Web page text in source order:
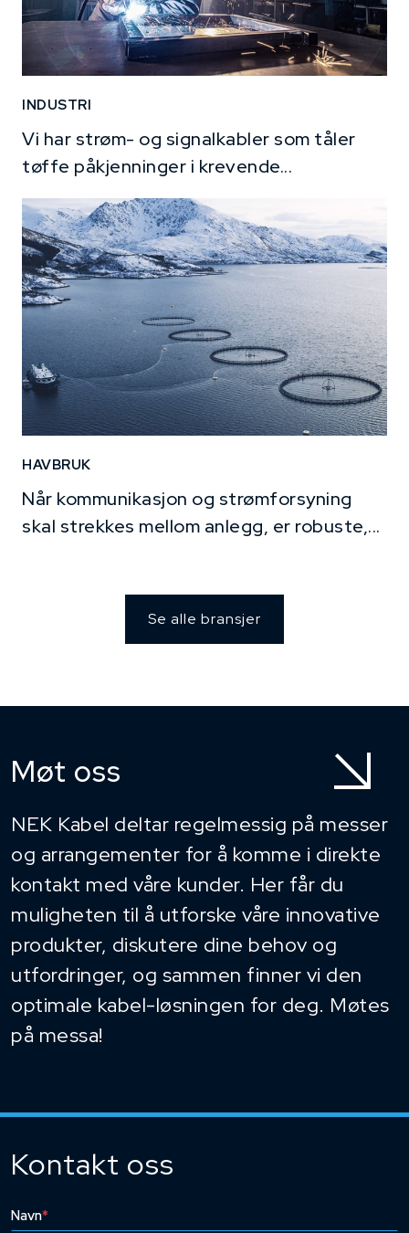
INDUSTRI
Vi har strøm- og signalkabler som tåler
tøffe påkjenninger i krevende...
HAVBRUK
Når kommunikasjon og strømforsyning
skal strekkes mellom anlegg, er robuste,...
Se alle bransjer
Møt oss
NEK Kabel deltar regelmessig på messer
og arrangementer for å komme i direkte
kontakt med våre kunder. Her får du
muligheten til å utforske våre innovative
produkter, diskutere dine behov og
utfordringer, og sammen finner vi den
optimale kabel-løsningen for deg. Møtes
på messa!
Kontakt oss
Navn*